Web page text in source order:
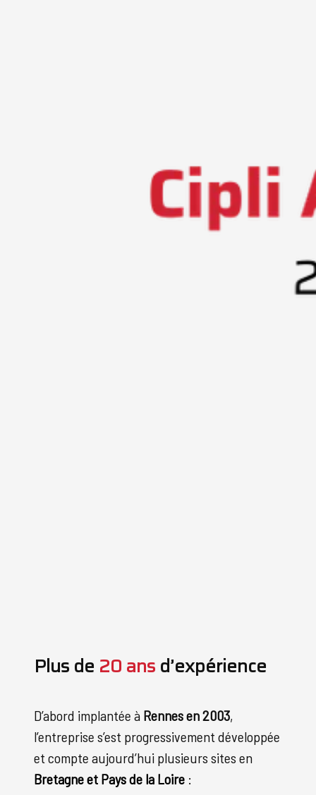
Plus de 20 ans d’expérience
D’abord implantée à Rennes en 2003,
l’entreprise s’est progressivement développée
et compte aujourd’hui plusieurs sites en
Bretagne et Pays de la Loire :